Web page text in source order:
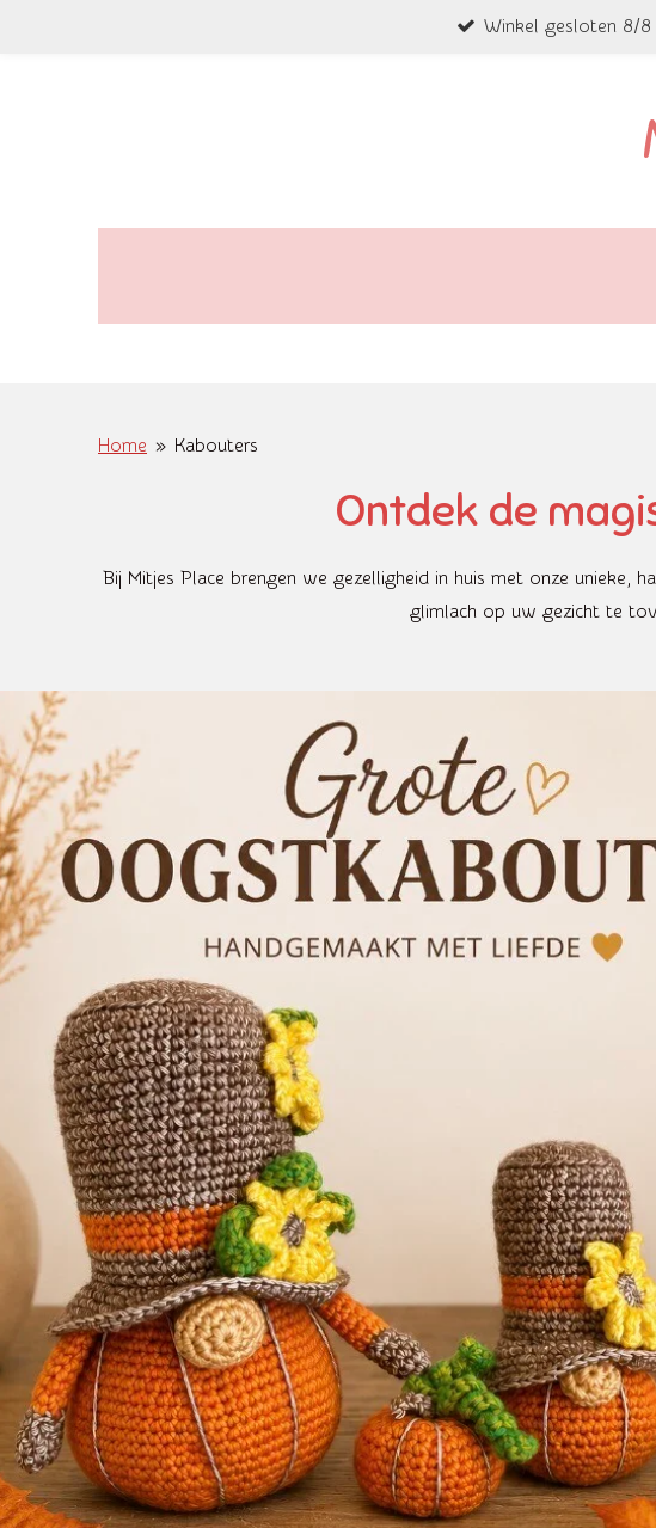
Winkel gesloten 8/8
Home » Kabouters
Ontdek de
Bij Mitjes Place brengen we gezelligheid in huis met onze
glimlach op uw gezicht te